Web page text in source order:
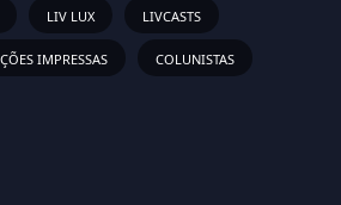
LIV LUX LIVCASTS
IMPRESSAS COLUNISTAS